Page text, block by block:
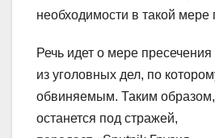
необходимости в такой мере
Речь идет о мере
из уголовных дел, по
обвиняемым. Таким образом,
останется под стражей,